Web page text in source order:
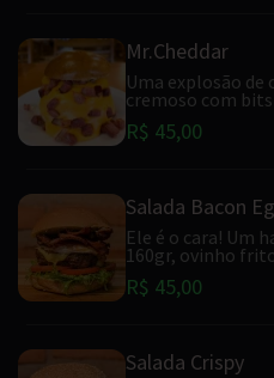
Mr.Cheddar
Uma explosão de
cremoso com
R$ 45,00
Salada Bacon
Ele é o cara! Um
160gr, ovinho
R$ 45,00
Salada Crispy